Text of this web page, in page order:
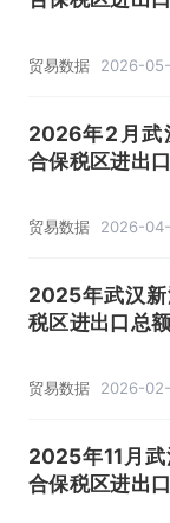
贸易数据 2026-
2026年2月武
合保税区进出
贸易数据 2026-
2025年武汉
税区进出口总
贸易数据 2026-
2025年11月
合保税区进出